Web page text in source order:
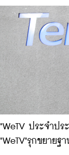
"WeTV ประจำป
"WeTV"รุกขยายฐ